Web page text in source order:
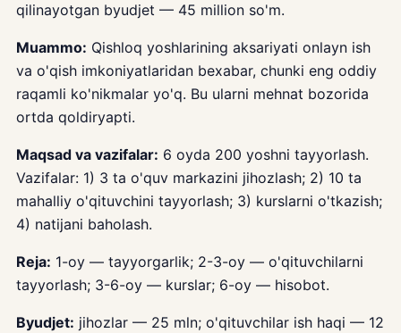
qilinayotgan byudjet — 45 million so'm.
Muammo: Qishloq yoshlarining aksariyati onlayn ish
va o'qish imkoniyatlaridan bexabar, chunki eng oddiy
raqamli ko'nikmalar yo'q. Bu ularni mehnat bozorida
ortda qoldiryapti.
Maqsad va vazifalar: 6 oyda 200 yoshni tayyorlash.
Vazifalar: 1) 3 ta o'quv markazini jihozlash; 2) 10 ta
mahalliy o'qituvchini tayyorlash; 3) kurslarni o'tkazish;
4) natijani baholash.
Reja: 1-oy — tayyorgarlik; 2-3-oy — o'qituvchilarni
tayyorlash; 3-6-oy — kurslar; 6-oy — hisobot.
Byudjet: jihozlar — 25 mln; o'qituvchilar ish haqi — 12